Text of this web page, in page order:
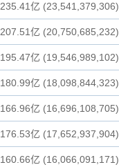
235.41亿 (23,541,379,306)
207.51亿 (20,750,685,232)
195.47亿 (19,546,989,102)
180.99亿 (18,098,844,323)
166.96亿 (16,696,108,705)
176.53亿 (17,652,937,904)
160.66亿 (16,066,091,171)